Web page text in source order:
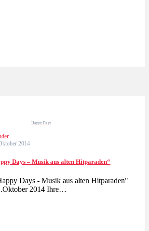
Happy Days
2014
Days – Musik aus alten Hitparaden“
Days - Musik aus alten Hitparaden"
2014 Ihre…